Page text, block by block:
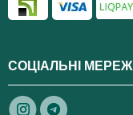
СОЦІАЛЬНІ МЕРЕЖІ